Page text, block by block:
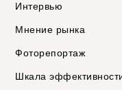
Интервью
Мнение рынка
Фоторепортаж
Шкала